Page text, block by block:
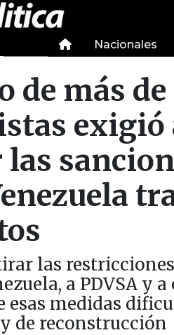
Nacionales
de más de
exigió
las
a PDVSA y
esas medidas
de reconstrucción